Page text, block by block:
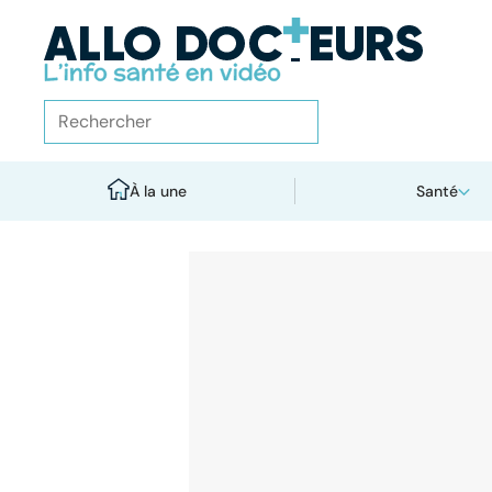
À la une Santé